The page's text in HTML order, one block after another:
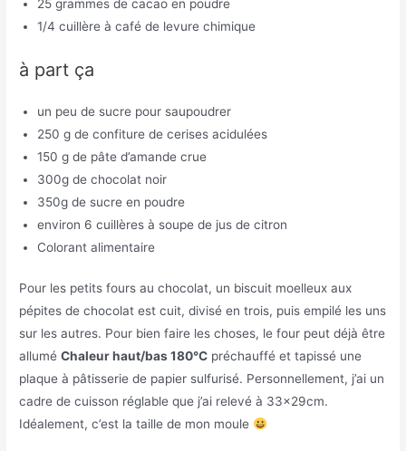
25 grammes de cacao en poudre
1/4 cuillère à café de levure chimique
à part ça
un peu de sucre pour saupoudrer
250 g de confiture de cerises acidulées
150 g de pâte d’amande crue
300g de chocolat noir
350g de sucre en poudre
environ 6 cuillères à soupe de jus de citron
Colorant alimentaire
Pour les petits fours au chocolat, un biscuit moelleux aux
pépites de chocolat est cuit, divisé en trois, puis empilé les uns
sur les autres. Pour bien faire les choses, le four peut déjà être
alluméChaleur haut/bas 180°C préchauffé et tapissé une
plaque à pâtisserie de papier sulfurisé. Personnellement, j’ai un
cadre de cuisson réglable que j’ai relevé à 33x29cm.
Idéalement, c’est la taille de mon moule